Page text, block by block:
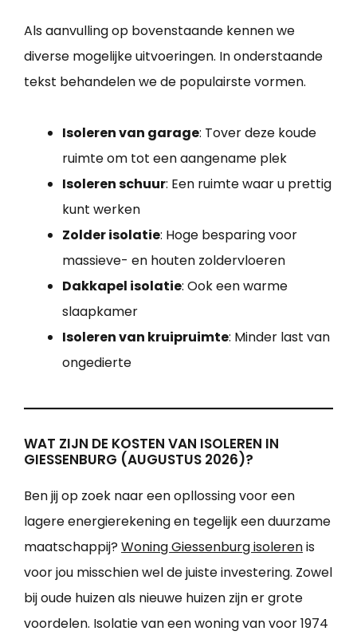
Als aanvulling op bovenstaande kennen we
diverse mogelijke uitvoeringen. In onderstaande
tekst behandelen we de populairste vormen.
Isoleren van garage: Tover deze koude
ruimte om tot een aangename plek
Isoleren schuur: Een ruimte waar u prettig
kunt werken
Zolder isolatie: Hoge besparing voor
massieve- en houten zoldervloeren
Dakkapel isolatie: Ook een warme
slaapkamer
Isoleren van kruipruimte: Minder last van
ongedierte
WAT ZIJN DE KOSTEN VAN ISOLEREN IN
GIESSENBURG (AUGUSTUS 2026)?
Ben jij op zoek naar een opllossing voor een
lagere energierekening en tegelijk een duurzame
maatschappij? Woning Giessenburg isolerenis
voor jou misschien wel de juiste investering. Zowel
bij oude huizen als nieuwe huizen zijn er grote
voordelen. Isolatie van een woning van voor 1974